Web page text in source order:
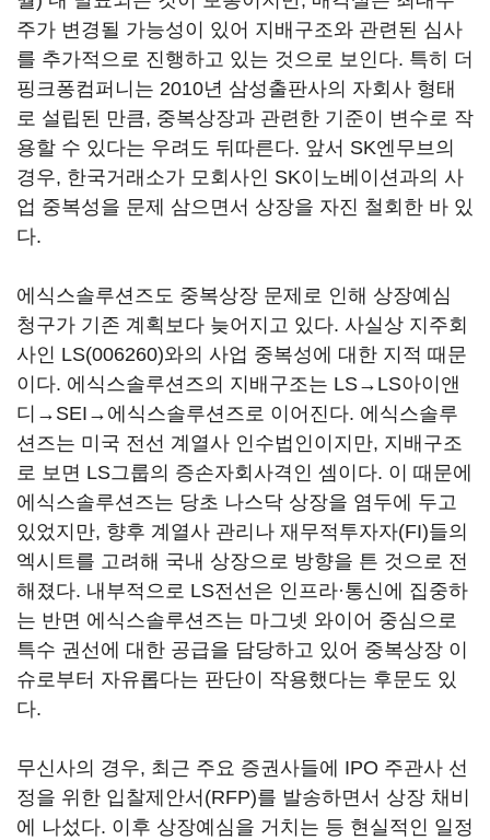
주가 변경될 가능성이 있어 지배구조와 관련된 심사
를 추가적으로 진행하고 있는 것으로 보인다. 특히 더
핑크퐁컴퍼니는 2010년 삼성출판사의 자회사 형태
로 설립된 만큼, 중복상장과 관련한 기준이 변수로 작
용할 수 있다는 우려도 뒤따른다. 앞서 SK엔무브의
경우, 한국거래소가 모회사인 SK이노베이션과의 사
업 중복성을 문제 삼으면서 상장을 자진 철회한 바 있
다.
에식스솔루션즈도 중복상장 문제로 인해 상장예심
청구가 기존 계획보다 늦어지고 있다. 사실상 지주회
사인 LS(006260)와의 사업 중복성에 대한 지적 때문
이다. 에식스솔루션즈의 지배구조는 LS→LS아이앤
디→SEI→에식스솔루션즈로 이어진다. 에식스솔루
션즈는 미국 전선 계열사 인수법인이지만, 지배구조
로 보면 LS그룹의 증손자회사격인 셈이다. 이 때문에
에식스솔루션즈는 당초 나스닥 상장을 염두에 두고
있었지만, 향후 계열사 관리나 재무적투자자(FI)들의
엑시트를 고려해 국내 상장으로 방향을 튼 것으로 전
해졌다. 내부적으로 LS전선은 인프라·통신에 집중하
는 반면 에식스솔루션즈는 마그넷 와이어 중심으로
특수 권선에 대한 공급을 담당하고 있어 중복상장 이
슈로부터 자유롭다는 판단이 작용했다는 후문도 있
다.
무신사의 경우, 최근 주요 증권사들에 IPO 주관사 선
정을 위한 입찰제안서(RFP)를 발송하면서 상장 채비
에 나섰다. 이후 상장예심을 거치는 등 현실적인 일정